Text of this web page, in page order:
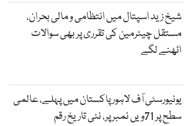
شیخ زید اسپتال میں انتظامی و مالی بحران،
مستقل چیئرمین کی تقرری پر بھی سوالات
اٹھنے لگے
یونیورسٹی آف لاہور پاکستان میں پہلے، عالمی
سطح پر 71ویں نمبر پر، نئی تاریخ رقم